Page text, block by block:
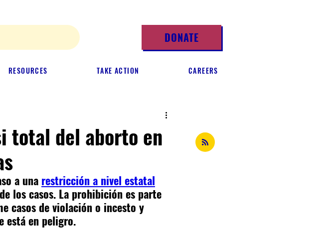
DONATE
RESOURCES TAKE ACTION CAREERS
total del aborto en
a una restricción a nivel estatal
los casos. La prohibición es parte
casos de violación o incesto y
está en peligro.